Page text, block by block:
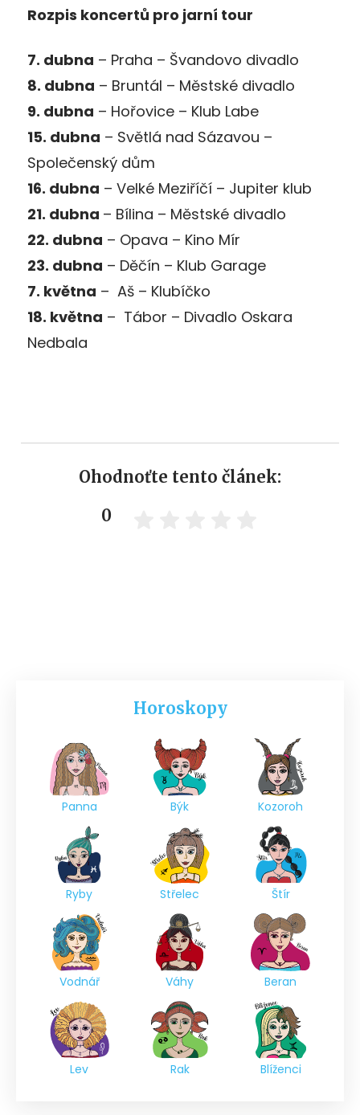
Rozpis koncertů pro jarní tour
7. dubna – Praha – Švandovo divadlo
8. dubna – Bruntál – Městské divadlo
9. dubna – Hořovice – Klub Labe
15. dubna – Světlá nad Sázavou –
Společenský dům
16. dubna – Velké Meziříčí – Jupiter klub
21. dubna – Bílina – Městské divadlo
22. dubna – Opava – Kino Mír
23. dubna – Děčín – Klub Garage
7. května – Aš – Klubíčko
18. května – Tábor – Divadlo Oskara
Nedbala
Ohodnoťte tento článek:
0
Horoskopy
Panna Býk Kozoroh
Ryby Střelec Štír
Vodnář Váhy Beran
Lev Rak Blíženci